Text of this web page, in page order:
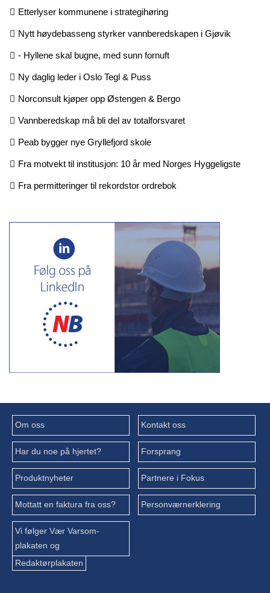
Etterlyser kommunene i strategihøring
Nytt høydebasseng styrker vannberedskapen i Gjøvik
- Hyllene skal bugne, med sunn fornuft
Ny daglig leder i Oslo Tegl & Puss
Norconsult kjøper opp Østengen & Bergo
Vannberedskap må bli del av totalforsvaret
Peab bygger nye Gryllefjord skole
Fra motvekt til institusjon: 10 år med Norges Hyggeligste
Fra permitteringer til rekordstor ordrebok
Om oss Kontakt oss
Har du noe på hjertet? Forsprang
Produktnyheter Partnere i Fokus
Mottatt en faktura fra oss? Personværnerklering
Vi følger Vær Varsom-
plakaten og
Redaktørplakaten